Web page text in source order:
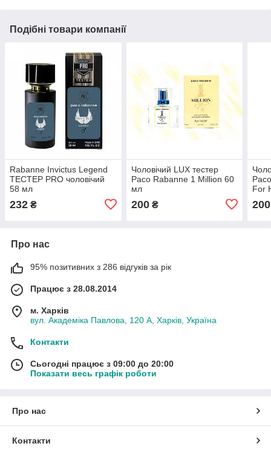
Подібні товари компанії
Rabanne Invictus Legend
ТЕСТЕР PRO чоловічий
58 мл
232 ₴
Чоловічий LUX тестер
Paco Rabanne 1 Million 60
мл
200₴
For
200
Про нас
95% позитивних з 286 відгуків за рік
Працює з 28.08.2014
м. Харків
вул. Академіка Павлова, 120 А, Харків, Україна
Контакти
Сьогодні працює з 09:00 до 20:00
Показати весь графік роботи
Про нас
Контакти